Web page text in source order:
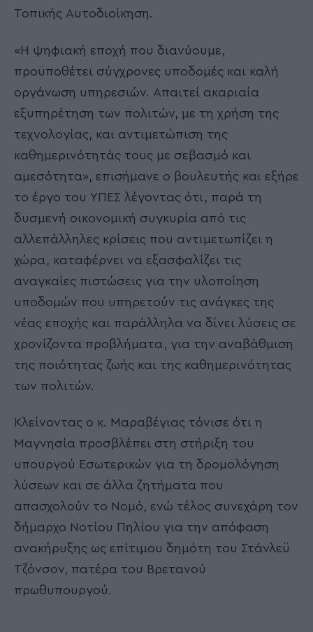
Τοπικής Αυτοδιοίκηση.
«Η ψηφιακή εποχή που διανύουμε,
προϋποθέτει σύγχρονες υποδομές και καλή
οργάνωση υπηρεσιών. Απαιτεί ακαριαία
εξυπηρέτηση των πολιτών, με τη χρήση της
τεχνολογίας, και αντιμετώπιση της
καθημερινότητάς τους με σεβασμό και
αμεσότητα», επισήμανε ο βουλευτής και εξήρε
το έργο του ΥΠΕΣ λέγοντας ότι, παρά τη
δυσμενή οικονομική συγκυρία από τις
αλλεπάλληλες κρίσεις που αντιμετωπίζει η
χώρα, καταφέρνει να εξασφαλίζει τις
αναγκαίες πιστώσεις για την υλοποίηση
υποδομών που υπηρετούν τις ανάγκες της
νέας εποχής και παράλληλα να δίνει λύσεις σε
χρονίζοντα προβλήματα, για την αναβάθμιση
της ποιότητας ζωής και της καθημερινότητας
των πολιτών.
Κλείνοντας ο κ. Μαραβέγιας τόνισε ότι η
Μαγνησία προσβλέπει στη στήριξη του
υπουργού Εσωτερικών για τη δρομολόγηση
λύσεων και σε άλλα ζητήματα που
απασχολούν το Νομό, ενώ τέλος συνεχάρη τον
δήμαρχο Νοτίου Πηλίου για την απόφαση
ανακήρυξης ως επίτιμου δημότη του Στάνλεϋ
Τζόνσον, πατέρα του Βρετανού
πρωθυπουργού.